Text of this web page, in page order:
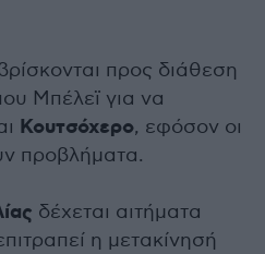
προς διάθεση
Μπέλεϊ για να
Κουτσόχερο, εφόσον οι
προβλήματα.
δέχεται αιτήματα
η μετακίνησή